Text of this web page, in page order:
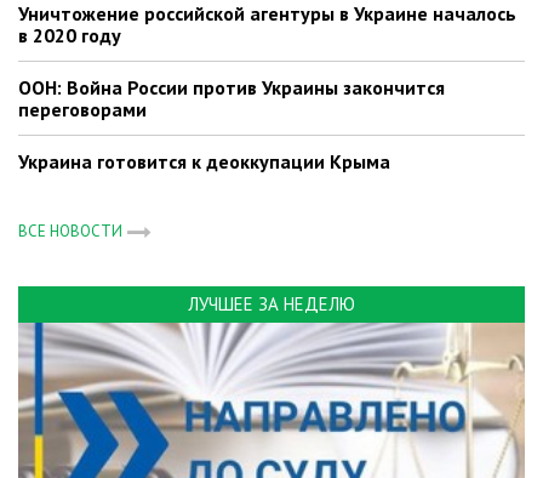
Уничтожение российской агентуры в Украине началось
в 2020 году
ООН: Война России против Украины закончится
переговорами
Украина готовится к деоккупации Крыма
ВСЕ НОВОСТИ
ЛУЧШЕЕ ЗА НЕДЕЛЮ